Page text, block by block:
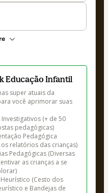
Educação Infantil
super atuais da
você aprimorar suas
(+ de 50
pedagógicas)
Pedagógica
relatórios das crianças)
Pedagógicas (Diversas
as crianças a se
(Cesto dos
e Bandejas de